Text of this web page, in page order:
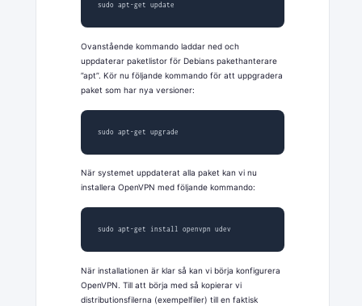
sudo apt-get update
Ovanstående kommando laddar ned och
uppdaterar paketlistor för Debians pakethanterare
”apt”. Kör nu följande kommando för att uppgradera
paket som har nya versioner:
sudo apt-get upgrade
När systemet uppdaterat alla paket kan vi nu
installera OpenVPN med följande kommando:
sudo apt-get install openvpn udev
När installationen är klar så kan vi börja konfigurera
OpenVPN. Till att börja med så kopierar vi
distributionsfilerna (exempelfiler) till en faktisk